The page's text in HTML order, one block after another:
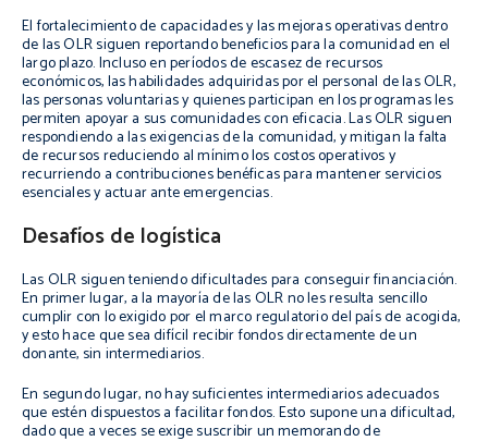
El fortalecimiento de capacidades y las mejoras operativas dentro
de las OLR siguen reportando beneficios para la comunidad en el
largo plazo. Incluso en períodos de escasez de recursos
económicos, las habilidades adquiridas por el personal de las OLR,
las personas voluntarias y quienes participan en los programas les
permiten apoyar a sus comunidades con eficacia. Las OLR siguen
respondiendo a las exigencias de la comunidad, y mitigan la falta
de recursos reduciendo al mínimo los costos operativos y
recurriendo a contribuciones benéficas para mantener servicios
esenciales y actuar ante emergencias.
Desafíos de logística
Las OLR siguen teniendo dificultades para conseguir financiación.
En primer lugar, a la mayoría de las OLR no les resulta sencillo
cumplir con lo exigido por el marco regulatorio del país de acogida,
y esto hace que sea difícil recibir fondos directamente de un
donante, sin intermediarios.
En segundo lugar, no hay suficientes intermediarios adecuados
que estén dispuestos a facilitar fondos. Esto supone una dificultad,
dado que a veces se exige suscribir un memorando de